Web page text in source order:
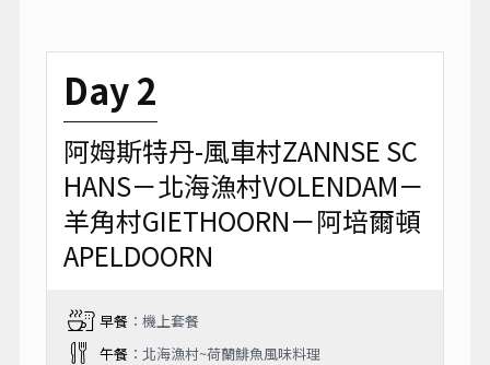
Day 2
阿姆斯特丹-風車村ZANNSE SC
HANS－北海漁村VOLENDAM－
羊角村GIETHOORN－阿培爾頓
APELDOORN
早餐：機上套餐
午餐：北海漁村~荷蘭鯡魚風味料理